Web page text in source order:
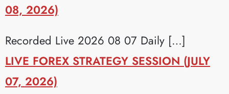
08, 2026)
Recorded Live 2026 08 07 Daily […]
LIVE FOREX STRATEGY SESSION (JULY
07, 2026)